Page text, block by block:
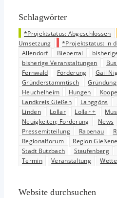
Schlagwörter
*Projektstatus: Abgeschlossen
Umsetzung
*Projektstatus: in
Allendorf
Biebertal
bisherige Veranstaltungen
Fernwald
Förderung Gail
Gründerstammtisch
Heuchelheim
Hungen
Landkreis Gießen
Langgöns
Linden
Lollar Lollar +
Neuigkeiten; Förderung
News
Pressemitteilung
Rabenau
Regionalforum
Region
Stadt Butzbach
Staufenberg
Termin
Veranstaltung
Website durchsuchen